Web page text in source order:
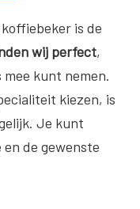
is de
wij perfect,
mee kunt nemen.
kiezen, is
Je kunt
de gewenste